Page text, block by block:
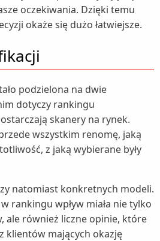
(1)
oczekiwania. Dzięki temu
okaże się dużo łatwiejsze.
podzielona na dwie
dotyczy rankingu
skanery na rynek.
wszystkim renomę, jaką
z jaką wybierane były
natomiast konkretnych modeli.
rankingu wpływ miała nie tylko
ale również liczne opinie, które
klientów mających okazję